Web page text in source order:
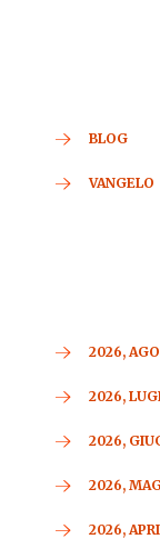
BLOG
VANGELO
2026,
2026,
2026,
2026,
2026,